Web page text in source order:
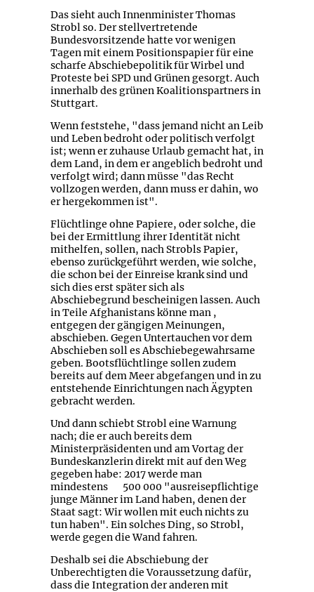
Das sieht auch Innenminister Thomas
Strobl so. Der stellvertretende
Bundesvorsitzende hatte vor wenigen
Tagen mit einem Positionspapier für eine
scharfe Abschiebepolitik für Wirbel und
Proteste bei SPD und Grünen gesorgt. Auch
innerhalb des grünen Koalitionspartners in
Stuttgart.
Wenn feststehe, "dass jemand nicht an Leib
und Leben bedroht oder politisch verfolgt
ist; wenn er zuhause Urlaub gemacht hat, in
dem Land, in dem er angeblich bedroht und
verfolgt wird; dann müsse "das Recht
vollzogen werden, dann muss er dahin, wo
er hergekommen ist".
Flüchtlinge ohne Papiere, oder solche, die
bei der Ermittlung ihrer Identität nicht
mithelfen, sollen, nach Strobls Papier,
ebenso zurückgeführt werden, wie solche,
die schon bei der Einreise krank sind und
sich dies erst später sich als
Abschiebegrund bescheinigen lassen. Auch
in Teile Afghanistans könne man ,
entgegen der gängigen Meinungen,
abschieben. Gegen Untertauchen vor dem
Abschieben soll es Abschiebegewahrsame
geben. Bootsflüchtlinge sollen zudem
bereits auf dem Meer abgefangen und in zu
entstehende Einrichtungen nach Ägypten
gebracht werden.
Und dann schiebt Strobl eine Warnung
nach; die er auch bereits dem
Ministerpräsidenten und am Vortag der
Bundeskanzlerin direkt mit auf den Weg
gegeben habe: 2017 werde man
mindestens 500 000 "ausreisepflichtige
junge Männer im Land haben, denen der
Staat sagt: Wir wollen mit euch nichts zu
tun haben". Ein solches Ding, so Strobl,
werde gegen die Wand fahren.
Deshalb sei die Abschiebung der
Unberechtigten die Voraussetzung dafür,
dass die Integration der anderen mit